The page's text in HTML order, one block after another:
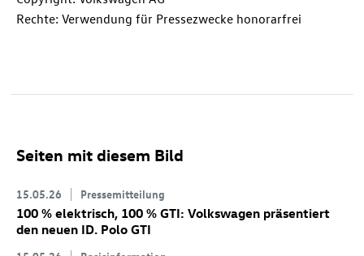
Rechte: Verwendung für Pressezwecke honorarfrei
Seiten mit diesem Bild
15.05.26 Pressemitteilung
100 % elektrisch, 100 % GTI: Volkswagen präsentiert
den neuen ID. Polo GTI